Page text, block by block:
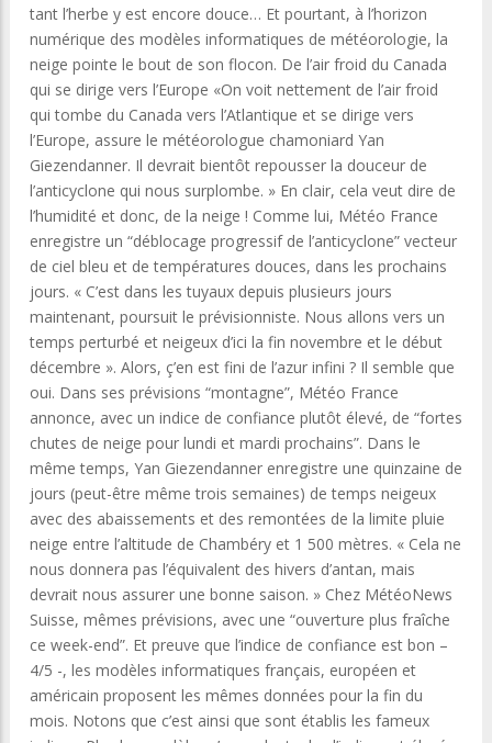
tant l’herbe y est encore douce… Et pourtant, à l’horizon
numérique des modèles informatiques de météorologie, la
neige pointe le bout de son flocon. De l’air froid du Canada
qui se dirige vers l’Europe «On voit nettement de l’air froid
qui tombe du Canada vers l’Atlantique et se dirige vers
l’Europe, assure le météorologue chamoniard Yan
Giezendanner. Il devrait bientôt repousser la douceur de
l’anticyclone qui nous surplombe. » En clair, cela veut dire de
l’humidité et donc, de la neige ! Comme lui, Météo France
enregistre un “déblocage progressif de l’anticyclone” vecteur
de ciel bleu et de températures douces, dans les prochains
jours. « C’est dans les tuyaux depuis plusieurs jours
maintenant, poursuit le prévisionniste. Nous allons vers un
temps perturbé et neigeux d’ici la fin novembre et le début
décembre ». Alors, ç’en est fini de l’azur infini ? Il semble que
oui. Dans ses prévisions “montagne”, Météo France
annonce, avec un indice de confiance plutôt élevé, de “fortes
chutes de neige pour lundi et mardi prochains”. Dans le
même temps, Yan Giezendanner enregistre une quinzaine de
jours (peut-être même trois semaines) de temps neigeux
avec des abaissements et des remontées de la limite pluie
neige entre l’altitude de Chambéry et 1 500 mètres. « Cela ne
nous donnera pas l’équivalent des hivers d’antan, mais
devrait nous assurer une bonne saison. » Chez MétéoNews
Suisse, mêmes prévisions, avec une “ouverture plus fraîche
ce week-end”. Et preuve que l’indice de confiance est bon –
4/5 -, les modèles informatiques français, européen et
américain proposent les mêmes données pour la fin du
mois. Notons que c’est ainsi que sont établis les fameux